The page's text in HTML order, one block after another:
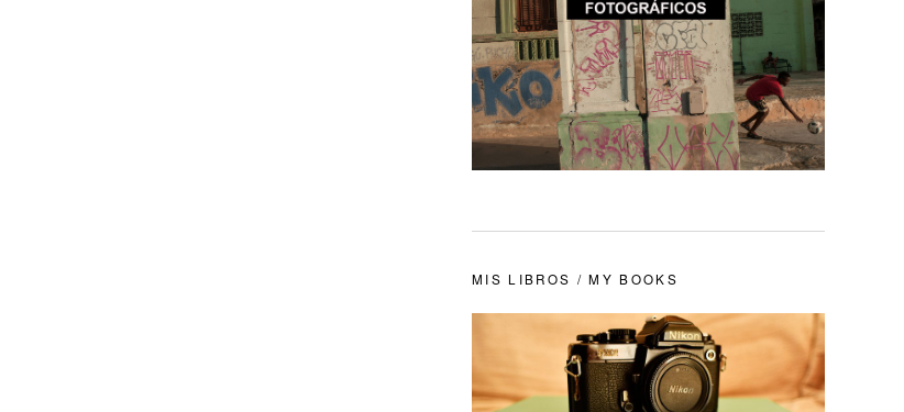
MIS LIBROS / MY BOOKS